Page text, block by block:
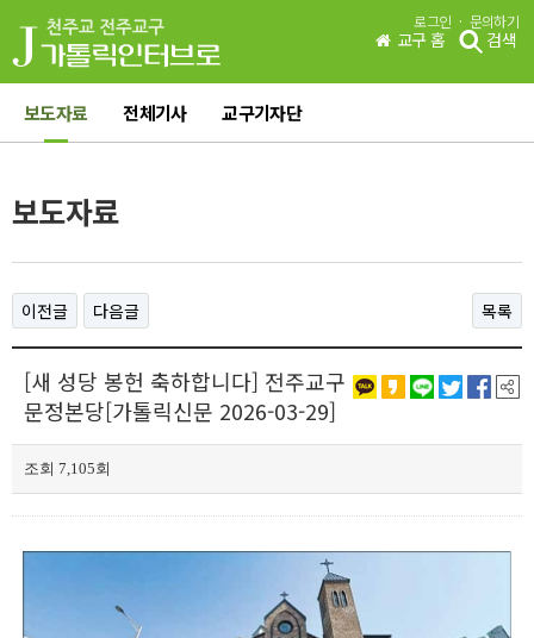
로그인 · 문의하기
교구 홈 검색
보도자료 전체기사 교구기자단
보도자료
이전글 다음글 목록
[새 성당 봉헌 축하합니다] 전주교구
문정본당[가톨릭신문 2026-03-29]
조회 7,105회